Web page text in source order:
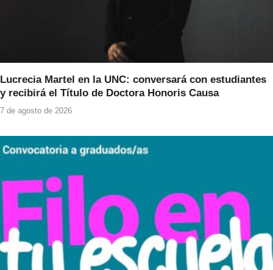
Lucrecia Martel en la UNC: conversará con estudiantes
y recibirá el Título de Doctora Honoris Causa
7 de agosto de 2026